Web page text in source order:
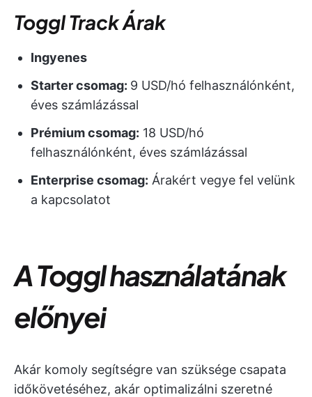
Toggl TrackÁrak
Ingyenes
Starter csomag: 9 USD/hó felhasználónként,
éves számlázással
Prémium csomag: 18 USD/hó
felhasználónként, éves számlázással
Enterprise csomag: Árakért vegye fel velünk
a kapcsolatot
A Toggl használatának
előnyei
Akár komoly segítségre van szüksége csapata
időkövetéséhez, akár optimalizálni szeretné